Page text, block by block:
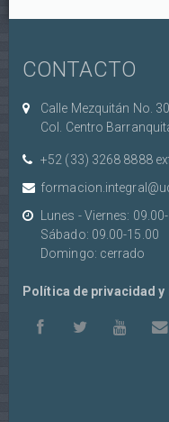
CONTACTO
Calle Mezquitán No.
Col. Centro
+52
Lunes - Viernes:
Sábado: 09.00-15.00
Domingo: cerrado
Política de privacidad y